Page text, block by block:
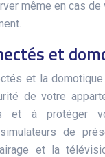
même en cas de
et
et la
de votre
et à protéger
de
et la